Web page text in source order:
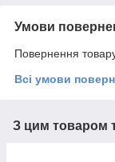
Умови
Повернення
Всі умови
З цим товаром